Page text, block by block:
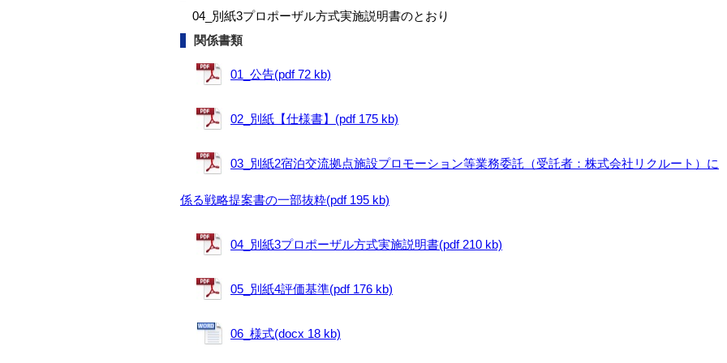
04_別紙3プロポーザル方式実施説明書のとおり
関係書類
01_公告(pdf 72 kb)
02_別紙【仕様書】(pdf 175 kb)
03_別紙2宿泊交流拠点施設プロモーション等業務委託（受託者：株式会社リクルート）に
係る戦略提案書の一部抜粋(pdf 195 kb)
04_別紙3プロポーザル方式実施説明書(pdf 210 kb)
05_別紙4評価基準(pdf 176 kb)
06_様式(docx 18 kb)